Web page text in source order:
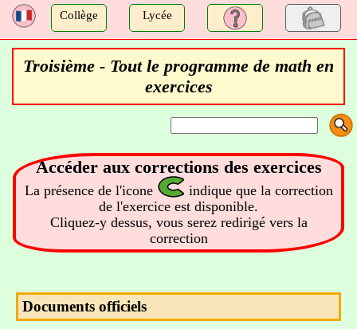
a Collège Lycée
Troisième - Tout le programme de math en
exercices
Accéder aux corrections des exercices
La présence de l'icone
indique que la correction
de l'exercice est disponible.
Cliquez-y dessus, vous serez redirigé vers la
correction
Documents officiels